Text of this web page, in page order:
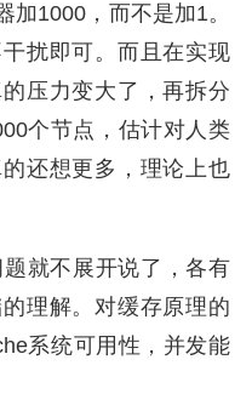
加1000，而不是加1。
扰即可。而且在实现
压力变大了，再拆分
个节点，估计对人类
还想更多，理论上也
就不展开说了，各有
理解。对缓存原理的
系统可用性，并发能